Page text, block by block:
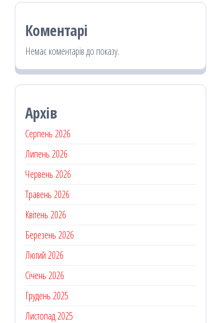
Коментарі
Немає коментарів до показу.
Архів
Серпень 2026
Липень 2026
Червень 2026
Травень 2026
Квітень 2026
Березень 2026
Лютий 2026
Січень 2026
Грудень 2025
Листопад 2025